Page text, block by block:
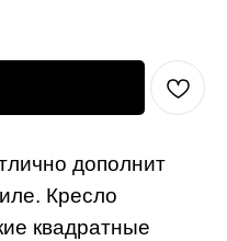
дополнит
Кресло
квадратные